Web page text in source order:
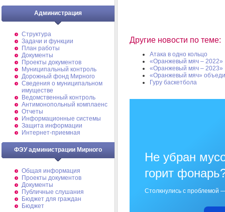
Администрация
Структура
Задачи и функции
План работы
Документы
Проекты документов
Муниципальный контроль
Дорожный фонд Мирного
Cведения о муниципальном
имуществе
Ведомственный контроль
Антимонопольный комплаенс
Отчеты
Информационные системы
Защита информации
Интернет-приемная
ФЭУ администрации Мирного
Общая информация
Проекты документов
Документы
Публичные слушания
Бюджет для граждан
Бюджет
Другие новости по теме:
Атака в одно кольцо
«Оранжевый мяч – 2022»
«Оранжевый мяч – 2023»
«Оранжевый мяч»
Гуру баскетбола
Не убран
горит
Столкнулись с проблемой